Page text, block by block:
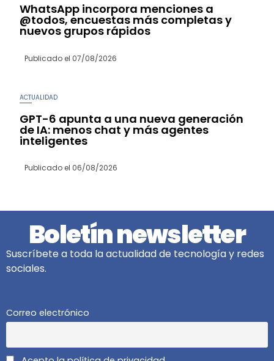
WhatsApp incorpora menciones a
@todos, encuestas más completas y
nuevos grupos rápidos
Publicado el 07/08/2026
ACTUALIDAD
GPT-6 apunta a una nueva generación
de IA: menos chat y más agentes
inteligentes
Publicado el 06/08/2026
Boletín newsletter
Suscríbete a toda la actualidad de tecnología y redes
sociales.
Correo electrónico